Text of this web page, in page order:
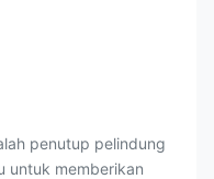
penutup pelindung
untuk memberikan